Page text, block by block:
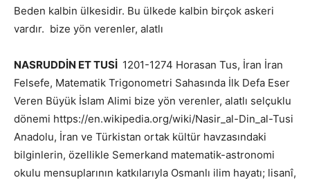
Beden kalbin ülkesidir. Bu ülkede kalbin birçok askeri
vardır. bize yön verenler, alatlı
NASRUDDİN ET TUSİ 1201-1274 Horasan Tus, İran İran
Felsefe, Matematik Trigonometri Sahasında İlk Defa Eser
Veren Büyük İslam Alimi bize yön verenler, alatlı selçuklu
dönemi https://en.wikipedia.org/wiki/Nasir_al-Din_al-Tusi
Anadolu, İran ve Türkistan ortak kültür havzasındaki
bilginlerin, özellikle Semerkand matematik-astronomi
okulu mensuplarının katkılarıyla Osmanlı ilim hayatı; lisanî,